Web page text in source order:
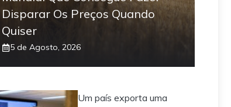
Disparar Os Preços Quando
Quiser
5 de Agosto, 2026
Um país exporta uma